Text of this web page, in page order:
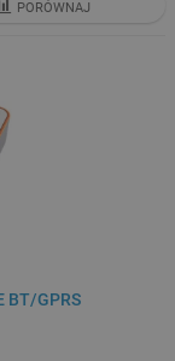
PORÓWNAJ
BT/GPRS